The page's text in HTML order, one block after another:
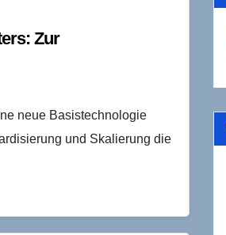
Zur
neue Basistechnologie
und Skalierung die